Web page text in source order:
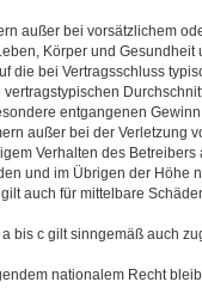
außer bei vorsätzlichem
Körper und
die bei Vertragsschluss
entgangenen
außer bei der Verletzung
Verhalten des Betreibers
und im Übrigen der Höhe
auch für mittelbare
bis c gilt sinngemäß auch
nationalem Recht